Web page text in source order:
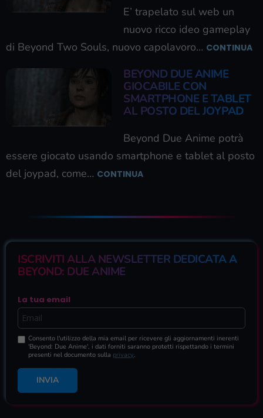
E’ trapelato sul web un
nuovo ricco ideo gameplay
di Beyond Two Souls, nuovo capolavoro… CONTINUA
BEYOND DUE ANIME
GIOCABILE CON
SMARTPHONE E TABLET
AL POSTO DEL JOYPAD
Beyond Due Anime potrà
essere giocato usando smartphone e tablet al posto
del joypad, come… CONTINUA
ISCRIVITI ALLA NEWSLETTER DEDICATA A
BEYOND: DUE ANIME
La tua email
Consento l'utilizzo della mia email per ricevere gli aggiornamenti inerenti
'Beyond: Due Anime', i dati forniti saranno protetti rispettando i termini
presenti nel documento sulla privacy.
INVIA